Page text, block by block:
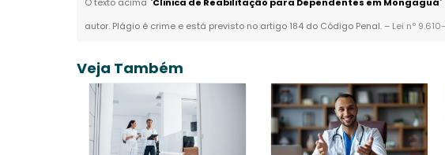
autor. Plágio é crime e está previsto no artigo 184 do Código Penal. – Lei n°
Veja Também